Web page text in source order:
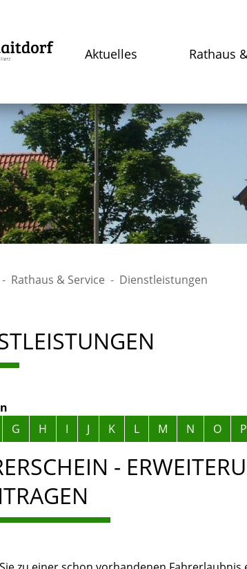
Aktuelles Rathaus
Rathaus & Service Dienstleistungen
Register überspringen
G H I J K L M N O P
-